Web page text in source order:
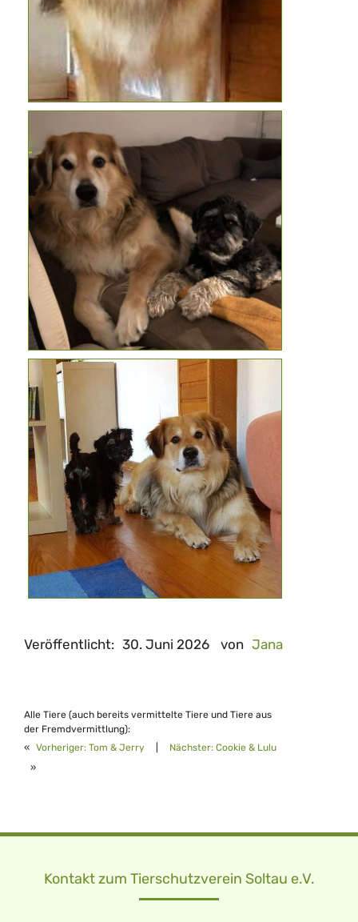
Veröffentlicht: 30. Juni 2026 von Jana
Alle Tiere (auch bereits vermittelte Tiere und Tiere aus
der Fremdvermittlung):
« Vorheriger: Tom & Jerry Nächster: Cookie & Lulu
»
Kontakt zum Tierschutzverein Soltau e.V.